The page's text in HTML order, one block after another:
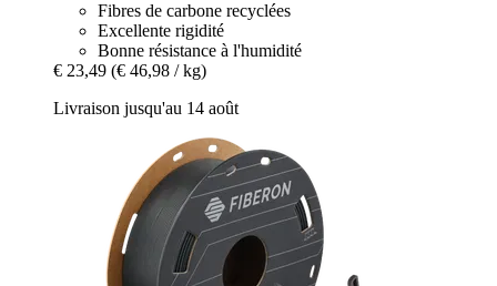
Fibres de carbone recyclées
Excellente rigidité
Bonne résistance à l'humidité
€ 23,49 (€ 46,98 / kg)
Livraison jusqu'au 14 août